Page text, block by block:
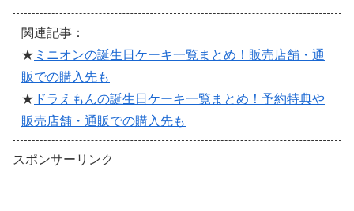
関連記事：
★ ミニオンの誕生日ケーキ一覧まとめ！販売店舗・通
販での購入先も
★ ドラえもんの誕生日ケーキ一覧まとめ！予約特典や
販売店舗・通販での購入先も
スポンサーリンク